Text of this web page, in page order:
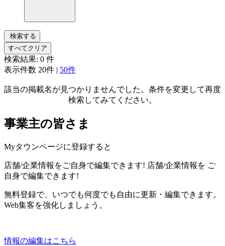
検索する
すべてクリア
検索結果: 0 件
表示件数 20件 | 50件
該当の掲載名が見つかりませんでした。条件を変更して再度
検索してみてください。
事業主の皆さま
Myタウンページに登録すると
店舗/企業情報をご自身で編集できます! 店舗/企業情報を ご
自身で編集できます!
無料登録で、いつでも何度でも自由に更新・編集できます。
Web集客を強化しましょう。
情報の編集はこちら